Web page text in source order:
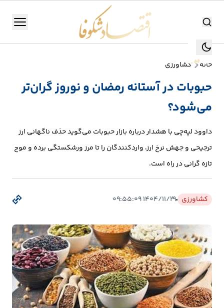
جستجو جستجو
منو
تولید
صنعت
انرژی
بورس
بیمه
اقتصاد
جهان
بازار
خانه کشاورزی
حبوبات در آستانه رمضان و نوروز گران‌تر
می‌شود؟
داوود لپه‌چی با هشدار درباره بازار حبوبات می‌گوید حذف ناگهانی ارز
ترجیحی و جهش نرخ ارز، واردکنندگان را تا مرز ورشکستگی برده و موج
تازه گرانی در راه است.
کشاورزی ۱۴۰۴/۱۱/۲۹ ۰۹:۵۵:۰۹